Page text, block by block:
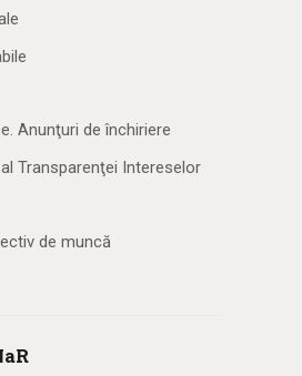
Anunţuri de închiriere
Transparenţei Intereselor
de muncă